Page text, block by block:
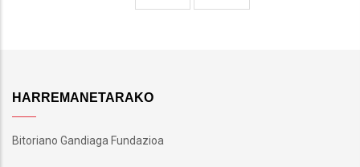
HARREMANETARAKO
Bitoriano Gandiaga Fundazioa